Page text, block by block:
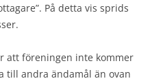
På detta vis sprids
att föreningen inte kommer
till andra ändamål än ovan